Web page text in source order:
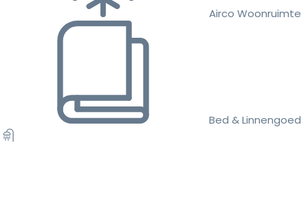
Airco Woonruimte
Bed & Linnengoed